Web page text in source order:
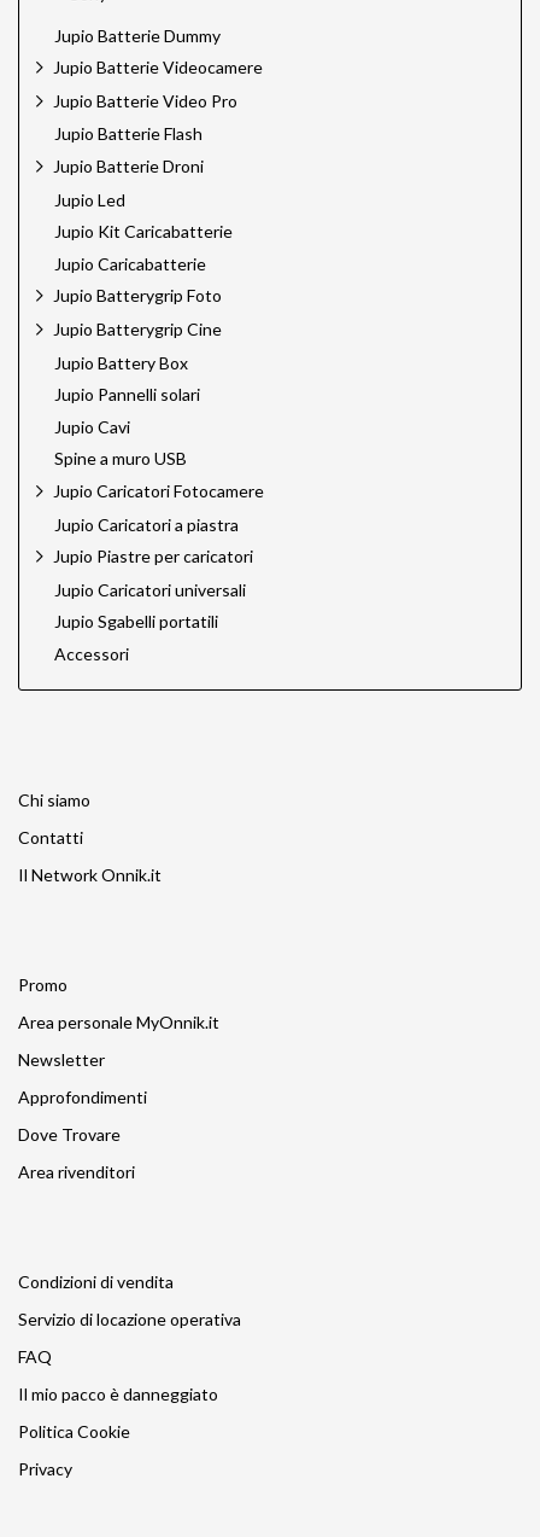
Jupio Batterie Dummy
Jupio Batterie Videocamere
Jupio Batterie Video Pro
Jupio Batterie Flash
Jupio Batterie Droni
Jupio Led
Jupio Kit Caricabatterie
Jupio Caricabatterie
Jupio Batterygrip Foto
Jupio Batterygrip Cine
Jupio Battery Box
Jupio Pannelli solari
Jupio Cavi
Spine a muro USB
Jupio Caricatori Fotocamere
Jupio Caricatori a piastra
Jupio Piastre per caricatori
Jupio Caricatori universali
Jupio Sgabelli portatili
Accessori
Chi siamo
Contatti
Il Network Onnik.it
Promo
Area personale MyOnnik.it
Newsletter
Approfondimenti
Dove Trovare
Area rivenditori
Condizioni di vendita
Servizio di locazione operativa
FAQ
Il mio pacco è danneggiato
Politica Cookie
Privacy